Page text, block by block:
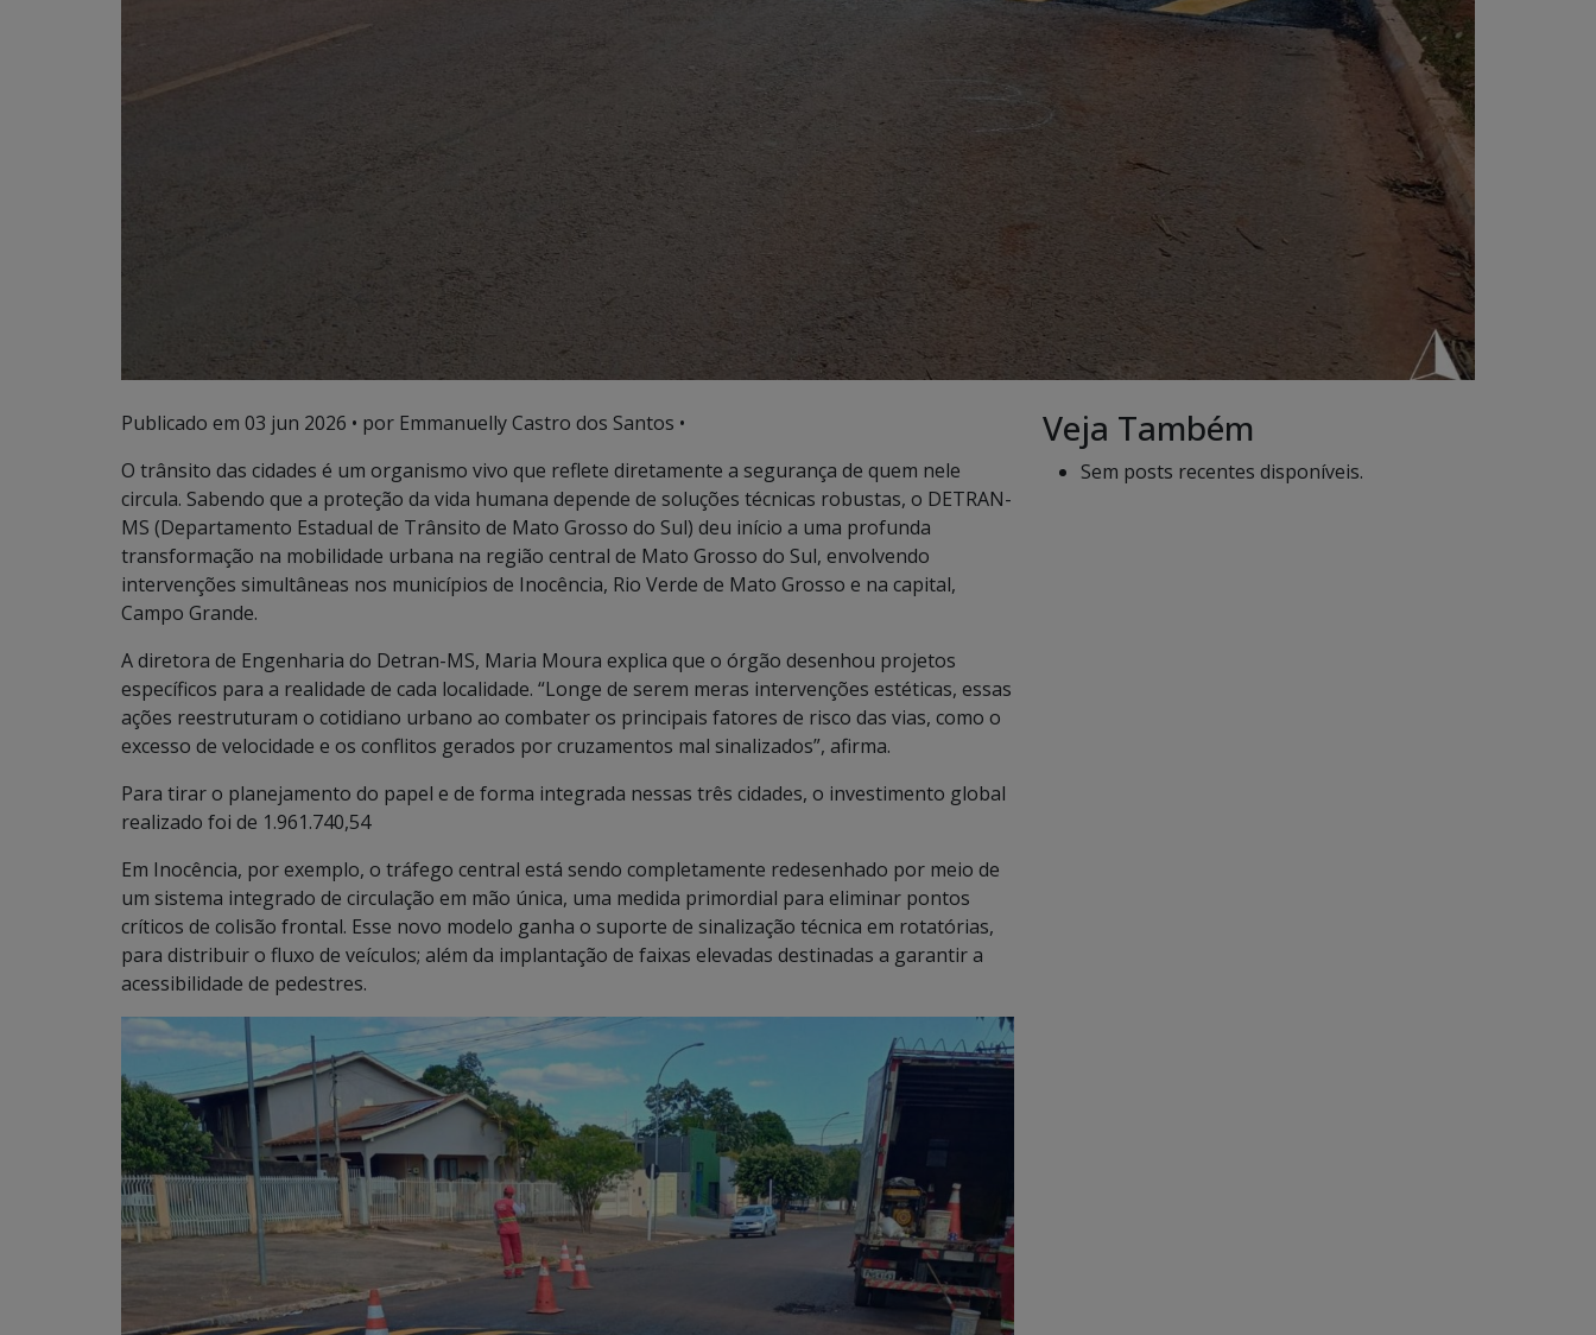
Publicado em 03 jun 2026 • por Emmanuelly Castro dos Santos •
O trânsito das cidades é um organismo vivo que reflete diretamente a segurança de quem nele
circula. Sabendo que a proteção da vida humana depende de soluções técnicas robustas, o DETRAN-
MS (Departamento Estadual de Trânsito de Mato Grosso do Sul) deu início a uma profunda
transformação na mobilidade urbana na região central de Mato Grosso do Sul, envolvendo
intervenções simultâneas nos municípios de Inocência, Rio Verde de Mato Grosso e na capital,
Campo Grande.
A diretora de Engenharia do Detran-MS, Maria Moura explica que o órgão desenhou projetos
específicos para a realidade de cada localidade. “Longe de serem meras intervenções estéticas, essas
ações reestruturam o cotidiano urbano ao combater os principais fatores de risco das vias, como o
excesso de velocidade e os conflitos gerados por cruzamentos mal sinalizados”, afirma.
Para tirar o planejamento do papel e de forma integrada nessas três cidades, o investimento global
realizado foi de 1.961.740,54
Em Inocência, por exemplo, o tráfego central está sendo completamente redesenhado por meio de
um sistema integrado de circulação em mão única, uma medida primordial para eliminar pontos
críticos de colisão frontal. Esse novo modelo ganha o suporte de sinalização técnica em rotatórias,
para distribuir o fluxo de veículos; além da implantação de faixas elevadas destinadas a garantir a
acessibilidade de pedestres.
Veja Também
Sem posts recentes disponíveis.